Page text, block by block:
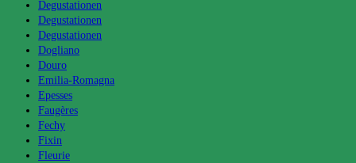
Degustationen
Degustationen
Degustationen
Dogliano
Douro
Emilia-Romagna
Epesses
Faugères
Fechy
Fixin
Fleurie